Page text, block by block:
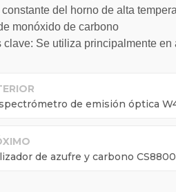
del horno de alta
monóxido de carbono
Se utiliza principalmente
de emisión óptica
de azufre y carbono